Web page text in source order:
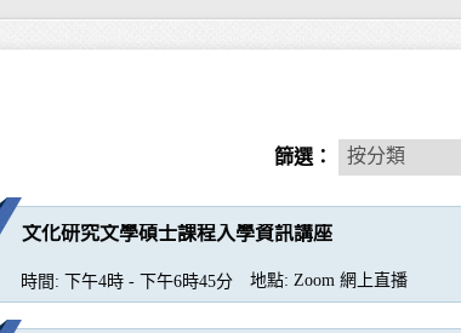
篩選：
按
類
按分類
文化研究文學碩士課程入學資訊講座
時間: 下午4時 - 下午6時45分 地點: Zoom 網上直播